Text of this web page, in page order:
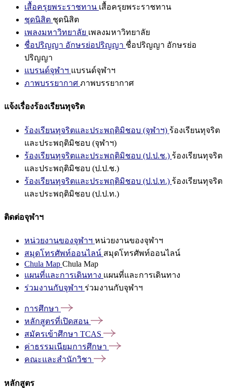
เสื้อครุยพระราชทาน เสื้อครุยพระราชทาน
ชุดนิสิต ชุดนิสิต
เพลงมหาวิทยาลัย เพลงมหาวิทยาลัย
ชื่อปริญญา อักษรย่อปริญญา ชื่อปริญญา อักษรย่อ
ปริญญา
แบรนด์จุฬาฯ แบรนด์จุฬาฯ
ภาพบรรยากาศ ภาพบรรยากาศ
แจ้งเรื่องร้องเรียนทุจริต
ร้องเรียนทุจริตและประพฤติมิชอบ (จุฬาฯ) ร้องเรียนทุจริต
และประพฤติมิชอบ (จุฬาฯ)
ร้องเรียนทุจริตและประพฤติมิชอบ (ป.ป.ช.) ร้องเรียนทุจริต
และประพฤติมิชอบ (ป.ป.ช.)
ร้องเรียนทุจริตและประพฤติมิชอบ (ป.ป.ท.) ร้องเรียนทุจริต
และประพฤติมิชอบ (ป.ป.ท.)
ติดต่อจุฬาฯ
หน่วยงานของจุฬาฯ หน่วยงานของจุฬาฯ
สมุดโทรศัพท์ออนไลน์ สมุดโทรศัพท์ออนไลน์
Chula Map Chula Map
แผนที่และการเดินทาง แผนที่และการเดินทาง
ร่วมงานกับจุฬาฯ ร่วมงานกับจุฬาฯ
การศึกษา
หลักสูตรที่เปิดสอน
สมัครเข้าศึกษา TCAS
ค่าธรรมเนียมการศึกษา
คณะและสำนักวิชา
หลักสูตร